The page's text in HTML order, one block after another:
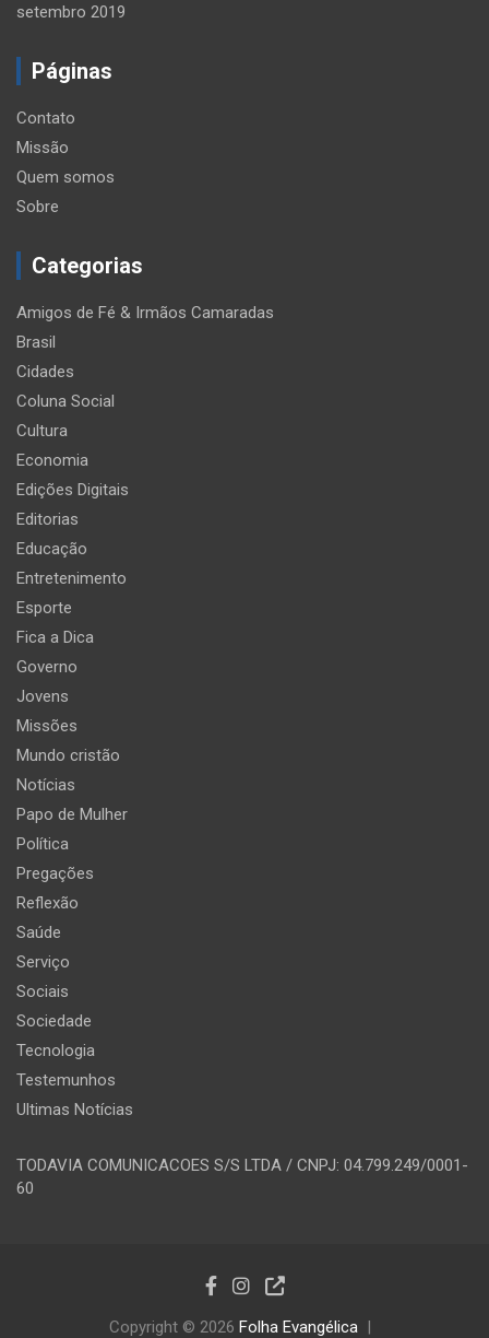
setembro 2019
Páginas
Contato
Missão
Quem somos
Sobre
Categorias
Amigos de Fé & Irmãos Camaradas
Brasil
Cidades
Coluna Social
Cultura
Economia
Edições Digitais
Editorias
Educação
Entretenimento
Esporte
Fica a Dica
Governo
Jovens
Missões
Mundo cristão
Notícias
Papo de Mulher
Política
Pregações
Reflexão
Saúde
Serviço
Sociais
Sociedade
Tecnologia
Testemunhos
Ultimas Notícias
TODAVIA COMUNICACOES S/S LTDA / CNPJ: 04.799.249/0001-
60
Copyright © 2026 Folha Evangélica